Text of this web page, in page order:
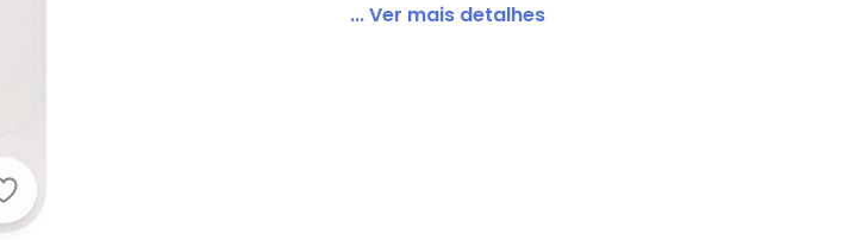
Alakazoo - Vestido Listrado de Mangas Curtas com Laço Azul
... Ver mais detalhes